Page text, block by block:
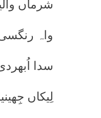
شرماں
واہ
سدا
لِیکاں